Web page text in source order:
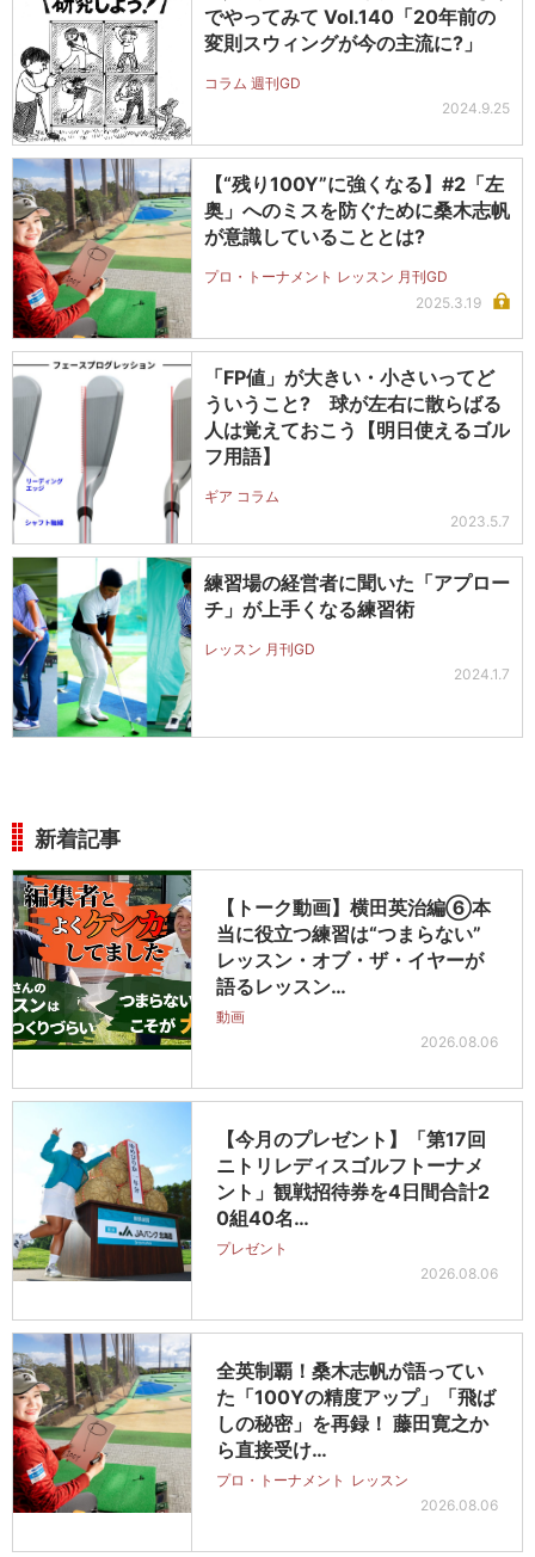
でやってみて Vol.140「20年前の
変則スウィングが今の主流に?」
コラム 週刊GD
2024.9.25
【“残り100Y”に強くなる】#2「左
奥」へのミスを防ぐために桑木志帆
が意識していることとは?
プロ・トーナメント レッスン 月刊GD
2025.3.19
「FP値」が大きい・小さいってど
ういうこと? 球が左右に散らばる
人は覚えておこう【明日使えるゴル
フ用語】
ギア コラム
2023.5.7
練習場の経営者に聞いた「アプロー
チ」が上手くなる練習術
レッスン 月刊GD
2024.1.7
新着記事
【トーク動画】横田英治編⑥本
当に役立つ練習は“つまらない”
レッスン・オブ・ザ・イヤーが
語るレッスン…
動画
2026.08.06
【今月のプレゼント】「第17回
ニトリレディスゴルフトーナメ
ント」観戦招待券を4日間合計2
0組40名…
プレゼント
2026.08.06
全英制覇！桑木志帆が語ってい
た「100Yの精度アップ」「飛ば
しの秘密」を再録！ 藤田寛之か
ら直接受け…
プロ・トーナメント レッスン
2026.08.06